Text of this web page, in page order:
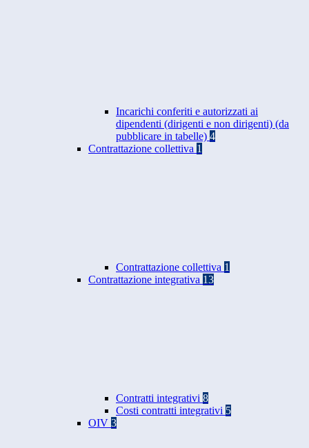
Incarichi conferiti e autorizzati ai
dipendenti (dirigenti e non dirigenti) (da
pubblicare in tabelle) 4
Contrattazione collettiva 1
Contrattazione collettiva 1
Contrattazione integrativa 13
Contratti integrativi 8
Costi contratti integrativi 5
OIV 3